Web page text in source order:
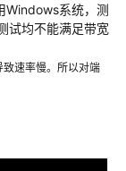
Windows系统，测
试均不能满足带宽
速率慢。所以对端